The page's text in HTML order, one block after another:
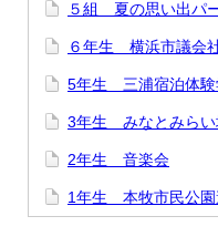
５組 夏の思い出パ
６年生 横浜市議会
5年生 三浦宿泊体験
3年生 みなとみらい
2年生 音楽会
1年生 本牧市民公園